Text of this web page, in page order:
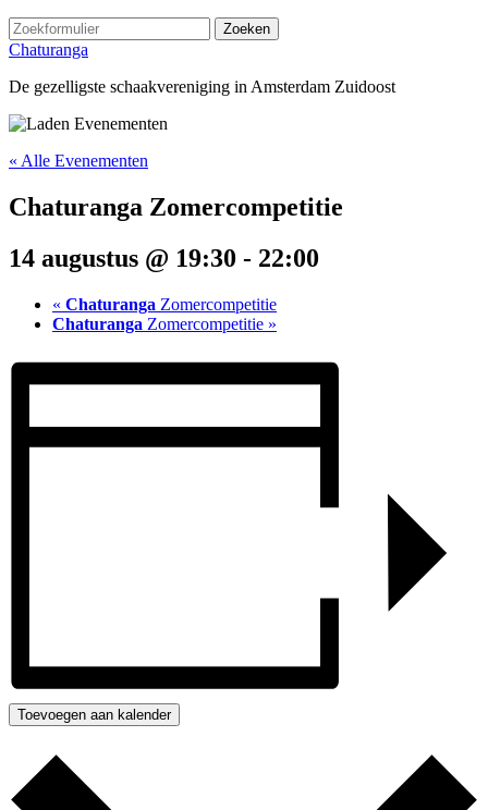
Zoeken
Chaturanga
De gezelligste schaakvereniging in Amsterdam Zuidoost
« Alle Evenementen
Chaturanga Zomercompetitie
14 augustus @ 19:30 - 22:00
« Chaturanga Zomercompetitie
Chaturanga Zomercompetitie »
Toevoegen aan kalender